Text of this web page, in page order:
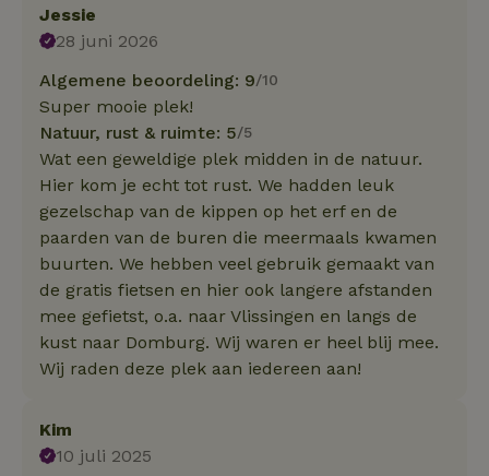
Jessie
28 juni 2026
Algemene beoordeling: 9/10
Super mooie plek!
Natuur, rust & ruimte: 5/5
Wat een geweldige plek midden in de natuur.
Hier kom je echt tot rust. We hadden leuk
gezelschap van de kippen op het erf en de
paarden van de buren die meermaals kwamen
buurten. We hebben veel gebruik gemaakt van
de gratis fietsen en hier ook langere afstanden
mee gefietst, o.a. naar Vlissingen en langs de
kust naar Domburg. Wij waren er heel blij mee.
Wij raden deze plek aan iedereen aan!
Kim
10 juli 2025